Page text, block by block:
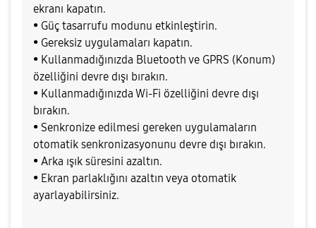
ekranı kapatın.
• Güç tasarrufu modunu etkinleştirin.
• Gereksiz uygulamaları kapatın.
• Kullanmadığınızda Bluetooth ve GPRS (Konum)
özelliğini devre dışı bırakın.
• Kullanmadığınızda Wi-Fi özelliğini devre dışı
bırakın.
• Senkronize edilmesi gereken uygulamaların
otomatik senkronizasyonunu devre dışı bırakın.
• Arka ışık süresini azaltın.
• Ekran parlaklığını azaltın veya otomatik
ayarlayabilirsiniz.